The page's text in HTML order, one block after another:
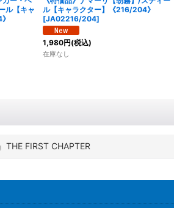
ル【キャ
ル【キャラクター】《216/204》
[JA02216/204]
1,980円(税込)
在庫なし
THE FIRST CHAPTER